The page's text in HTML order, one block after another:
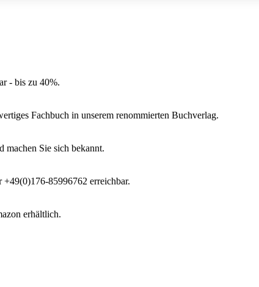
- bis zu 40%.
Fachbuch in unserem renommierten Buchverlag.
machen Sie sich bekannt.
85996762 erreichbar.
erhältlich.